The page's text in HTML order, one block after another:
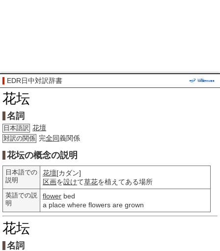
EDR日中対訳辞書
花坛
名詞
日本語訳 花壇
対訳の関係 完全同義関係
花坛の概念の説明
日本語での
説明
花壇[カダン]
区画を設けて草花を植えてある場所
英語での説
明
flower bed
a place where flowers are grown
花坛
名詞